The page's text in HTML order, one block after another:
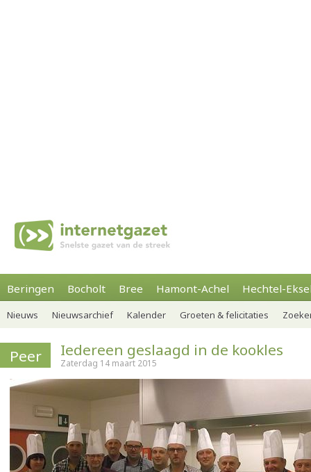
Beringen Bocholt Bree Hamont-Achel Hechtel-
Nieuws Nieuwsarchief Kalender Groeten & felicitaties
Peer Iedereen geslaagd in de kookles
Zaterdag 14 maart 2015